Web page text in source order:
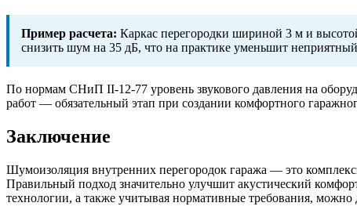
Пример расчета: Каркас перегородки шириной 3 м и
снизить шум на 35 дБ, что на практике уменьшит
По нормам СНиП II-12-77 уровень звукового давления на
работ — обязательный этап при создании комфортного
Заключение
Шумоизоляция внутренних перегородок гаража — это
Правильный подход значительно улучшит акустический
технологии, а также учитывая нормативные требования,